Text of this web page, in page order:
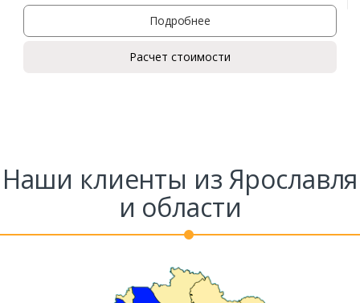
Подробнее
Расчет стоимости
Наши клиенты из Ярославля
и области